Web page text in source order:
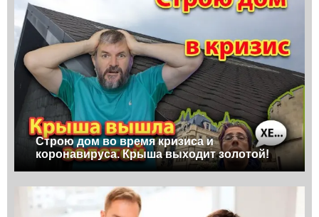
Строю дом во время кризиса и
коронавируса. Крыша выходит золотой!